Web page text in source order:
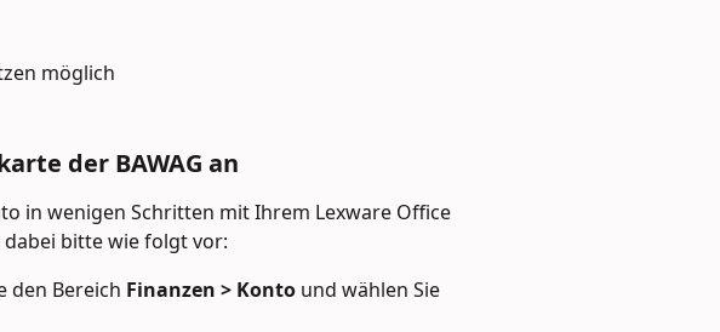
möglich
der BAWAG an
in wenigen Schritten mit Ihrem Lexware Office
bitte wie folgt vor:
den Bereich Finanzen > Konto und wählen Sie